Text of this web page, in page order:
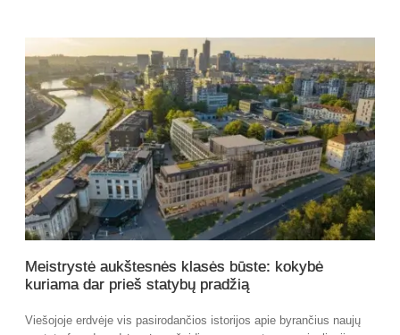
Meistrystė aukštesnės klasės būste: kokybė
kuriama dar prieš statybų pradžią
Viešojoje erdvėje vis pasirodančios istorijos apie byrančius naujų